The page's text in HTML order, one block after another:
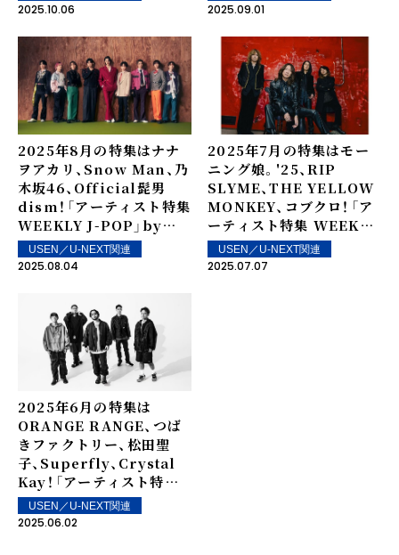
2025.10.06 2025.09.01
2025年8月の特集はナナ
ヲアカリ、Snow Man、乃
木坂46、Official髭男
dism！――「アーティスト特集
WEEKLY J-POP」by
USEN
USEN／U-NEXT関連
2025.08.04
2025年7月の特集はモー
ニング娘。'25、RIP
SLYME、THE YELLOW
MONKEY、コブクロ！――「ア
ーティスト特集 WEEKLY
J-POP」by USEN
USEN／U-NEXT関連
2025.07.07
2025年6月の特集は
ORANGE RANGE、つば
きファクトリー、松田聖
子、Superfly、Crystal
Kay！――「アーティスト特集
WEEKLY J-POP」by
USEN
USEN／U-NEXT関連
2025.06.02